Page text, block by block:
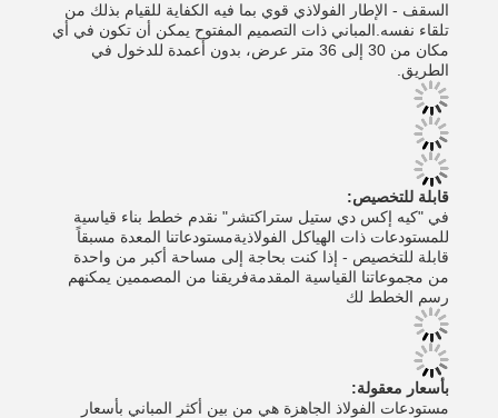
السقف - الإطار الفولاذي قوي بما فيه الكفاية للقيام بذلك من
تلقاء نفسه.المباني ذات التصميم المفتوح يمكن أن تكون في أي
مكان من 30 إلى 36 متر عرض، بدون أعمدة للدخول في
الطريق.
قابلة للتخصيص:
في "كيه إكس دي ستيل ستراكتشر" نقدم خطط بناء قياسية
للمستودعات ذات الهياكل الفولاذيةمستودعاتنا المعدة مسبقاً
قابلة للتخصيص - إذا كنت بحاجة إلى مساحة أكبر من واحدة
من مجموعاتنا القياسية المقدمةفريقنا من المصممين يمكنهم
رسم الخطط لك
بأسعار معقولة:
مستودعات الفولاذ الجاهزة هي من بين أكثر المباني بأسعار